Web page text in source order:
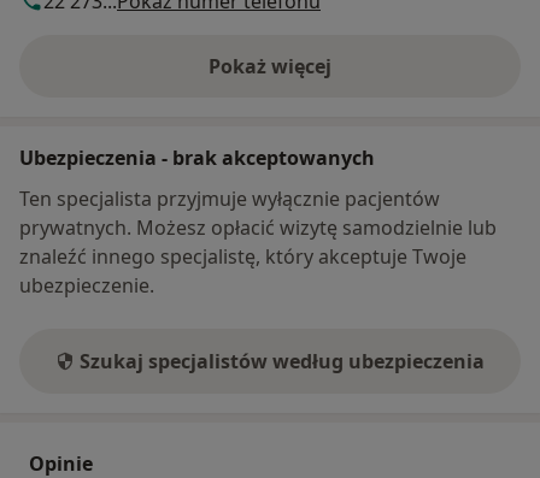
Pokaż więcej
o adresie
Ubezpieczenia - brak akceptowanych
Ten specjalista przyjmuje wyłącznie pacjentów
prywatnych. Możesz opłacić wizytę samodzielnie lub
znaleźć innego specjalistę, który akceptuje Twoje
ubezpieczenie.
Szukaj specjalistów według ubezpieczenia
Opinie